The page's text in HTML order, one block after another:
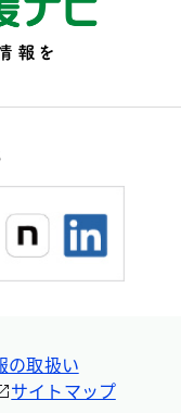
の取扱い
サイトマップ